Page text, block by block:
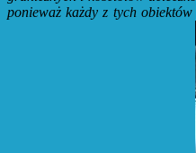
ponieważ każdy z tych